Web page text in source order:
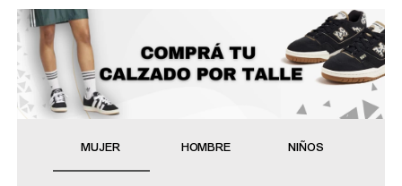
MUJER HOMBRE NIÑOS